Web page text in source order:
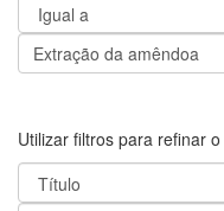
Utilizar filtros para refinar